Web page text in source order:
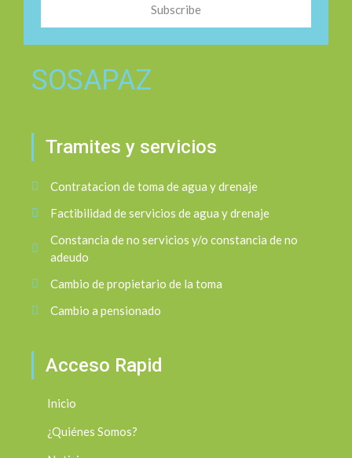
Subscribe
SOSAPAZ
Tramites y servicios
Contratacion de toma de agua y drenaje
Factibilidad de servicios de agua y drenaje
Constancia de no servicios y/o constancia de no
adeudo
Cambio de propietario de la toma
Cambio a pensionado
Acceso Rapid
Inicio
¿Quiénes Somos?